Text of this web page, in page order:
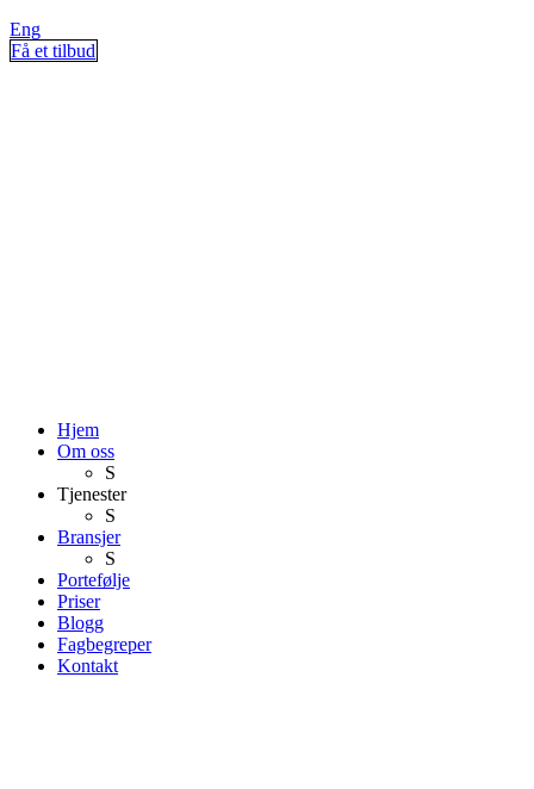
Eng
Få et tilbud
Hjem
Om oss
S
Tjenester
S
Bransjer
S
Portefølje
Priser
Blogg
Fagbegreper
Kontakt